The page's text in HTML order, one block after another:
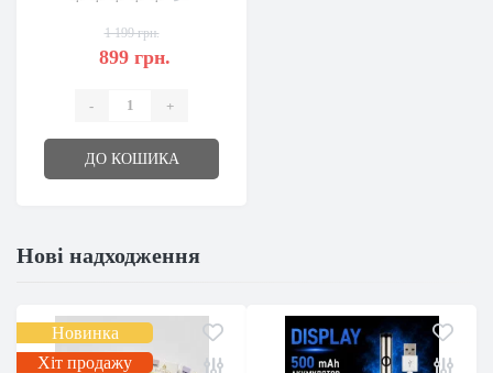
1 199 грн.
899 грн.
- +
ДО КОШИКА
Нові надходження
Новинка
Хіт продажу